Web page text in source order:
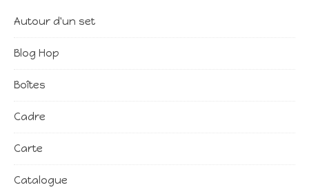
Autour d'un set
Blog Hop
Boîtes
Cadre
Carte
Catalogue